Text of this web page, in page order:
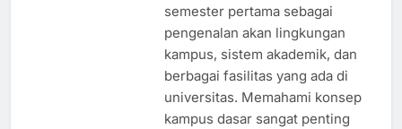
semester pertama sebagai
pengenalan akan lingkungan
kampus, sistem akademik, dan
berbagai fasilitas yang ada di
universitas. Memahami konsep
kampus dasar sangat penting